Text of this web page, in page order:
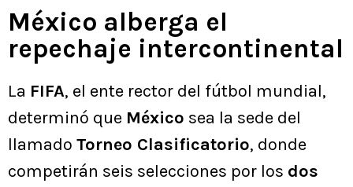
México alberga el
repechaje intercontinental
La FIFA, el ente rector del fútbol mundial,
determinó que México sea la sede del
llamado Torneo Clasificatorio, donde
competirán seis selecciones por los dos